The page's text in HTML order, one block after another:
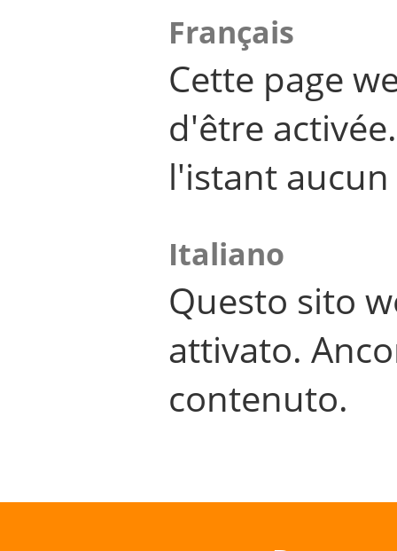
Français
Cette page
d'être
l'istant
Italiano
Questo sito
attivato.
contenuto.